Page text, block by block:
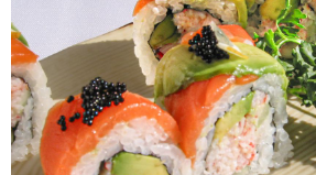
财经
社会